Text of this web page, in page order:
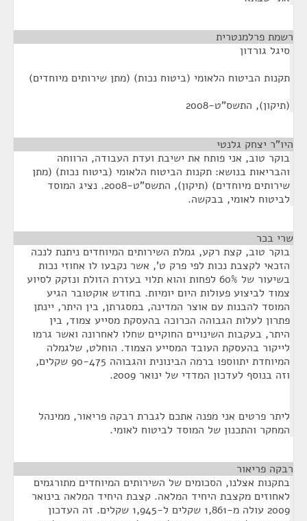
רשמת פרלמנטרית
סיגל גורדון
תקנות הביטוח הלאומי (ביטוח נכות) (מתן שירותים מיוחדים)
(תיקון), התשס"ט-2008
היו"ר יצחק גלנטי
בוקר טוב, אני פותח את ישיבת ועדת העבודה, הרווחה
והבריאות בנושא: תקנות הביטוח הלאומי (ביטוח נכות) (מתן
שירותים מיוחדים) (תיקון), התשס"ט-2008. נציג המוסד
לביטוח לאומי, בבקשה.
שרי בכר
בוקר טוב, קצת רקע, גמלת השירותים המיוחדים ניתנת לנכה
הזכאי לקצבת נכות לפי פרק ט', אשר נקבעו לו אחוזי נכות
בשיעור של 60% לפחות והוא תלוי בעזרת הזולת ונזקק לסיוע
צמוד לביצוע פעולות היום יומיות. בחודש אוקטובר הגיע
המוסד להבנות עם אוצר המדינה, במסגרתן, בין היתר, יינתן
פתרון לעלות הגבוהה הכרוכה בהעסקת מסייע צמוד, בין
היתר, בעקבות השינויים החוקיים שחלו לאחרונה ואשר גרמו
לייקור בהעסקת העובד המסייע הצמוד. הוחלט, שלגמלה
המיוחדת יתווספו ברמה הבינונית והגבוהה 90-475 שקלים,
וזה בנוסף לעדכון המדדי של ינואר 2009.
ליתר פרטים אני מפנה אתכם לגברת רבקה פריאור, ממינהל
המחקר והתכנון של המוסד לביטוח לאומי.
רבקה פריאור
בתקנות אצלנו, הסכומים של השירותים המיוחדים מתורגמים
לאחוזים מקצבת היחיד המלאה. קצבת היחיד המלאה בינואר
2009 עולה מ-1,861 שקלים ל-1,945 שקלים. זה העדכון